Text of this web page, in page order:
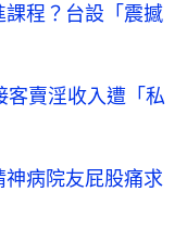
課程？台設「震撼
賣淫收入遭「私
病院友屁股痛求